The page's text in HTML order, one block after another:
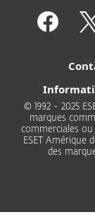
© 1992 - 2025
marques
commerciales ou
ESET Amérique
des